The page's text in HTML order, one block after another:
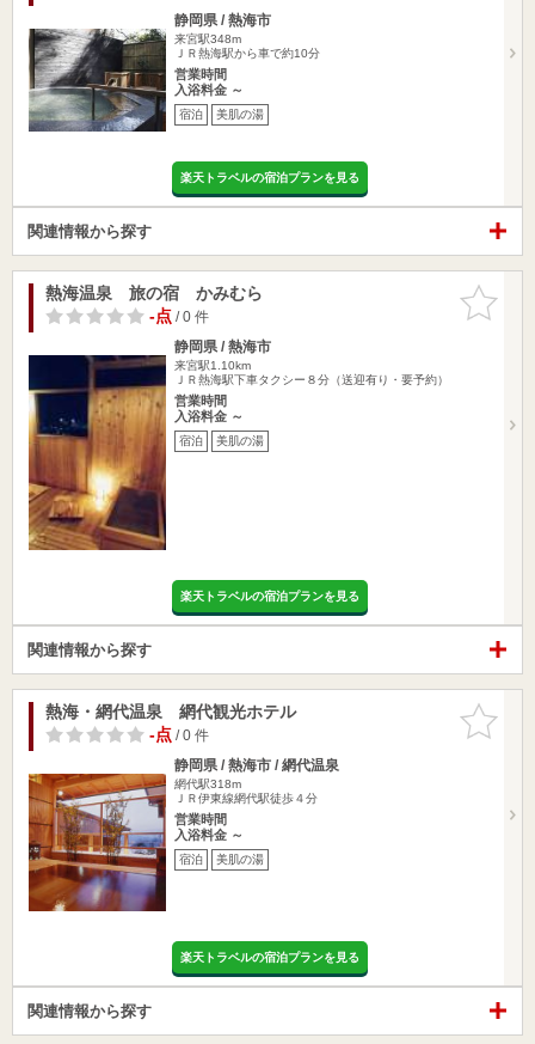
静岡県 / 熱海市
来宮駅348m
ＪＲ熱海駅から車で約10分
営業時間
入浴料金 ～
宿泊 美肌の湯
楽天トラベルの宿泊プランを見る
関連情報から探す
お気に入
りに追加
熱海温泉 旅の宿 かみむら
-点/ 0 件
静岡県 / 熱海市
来宮駅1.10km
ＪＲ熱海駅下車タクシー８分（送迎有り・要予約）
営業時間
入浴料金 ～
宿泊 美肌の湯
楽天トラベルの宿泊プランを見る
関連情報から探す
お気に入
りに追加
熱海・網代温泉 網代観光ホテル
-点/ 0 件
静岡県 / 熱海市 / 網代温泉
網代駅318m
ＪＲ伊東線網代駅徒歩４分
営業時間
入浴料金 ～
宿泊 美肌の湯
楽天トラベルの宿泊プランを見る
関連情報から探す